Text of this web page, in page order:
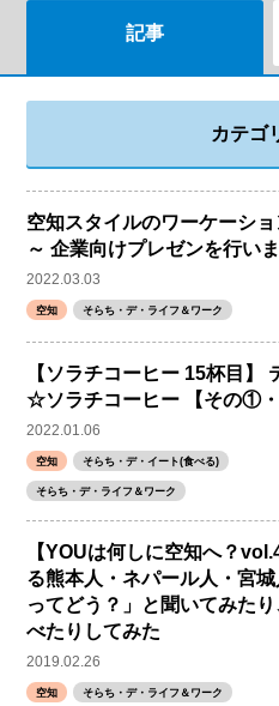
記事
カテゴ
空知スタイルのワーケーシ
～ 企業向けプレゼンを行い
2022.03.03
空知 そらち・デ・ライフ＆ワーク
【ソラチコーヒー 15杯目】
☆ソラチコーヒー 【その①・
2022.01.06
空知 そらち・デ・イート(食べる)
そらち・デ・ライフ＆ワーク
【YOUは何しに空知へ？
る熊本人・ネパール人・宮
ってどう？」と聞いてみた
べたりしてみた
2019.02.26
空知 そらち・デ・ライフ＆ワーク